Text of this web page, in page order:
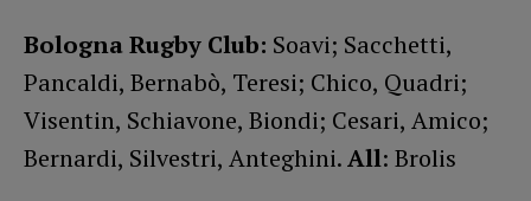
Bologna Rugby Club: Soavi; Sacchetti,
Pancaldi, Bernabò, Teresi; Chico, Quadri;
Visentin, Schiavone, Biondi; Cesari, Amico;
Bernardi, Silvestri, Anteghini.All: Brolis